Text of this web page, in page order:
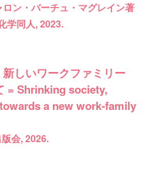
ン・バーチュ・マグレイン著
学同人, 2023.
しいワークファミリー
= Shrinking society,
a new work-family
会, 2026.